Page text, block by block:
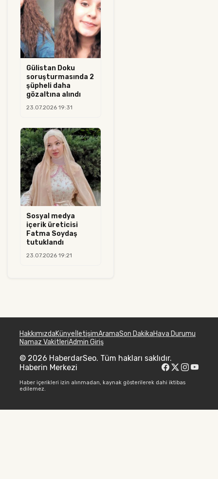
Gülistan Doku
soruşturmasında 2
şüpheli daha
gözaltına alındı
23.07.2026 19:31
Sosyal medya
içerik üreticisi
Fatma Soydaş
tutuklandı
23.07.2026 19:21
HakkımızdaKünyeİletişimAramaSon DakikaHava Durumu
Namaz VakitleriAdmin Giriş
© 2026 HaberdarSeo. Tüm hakları saklıdır.
Haberin Merkezi
Haber içerikleri izin alınmadan, kaynak gösterilerek dahi iktibas
edilemez.